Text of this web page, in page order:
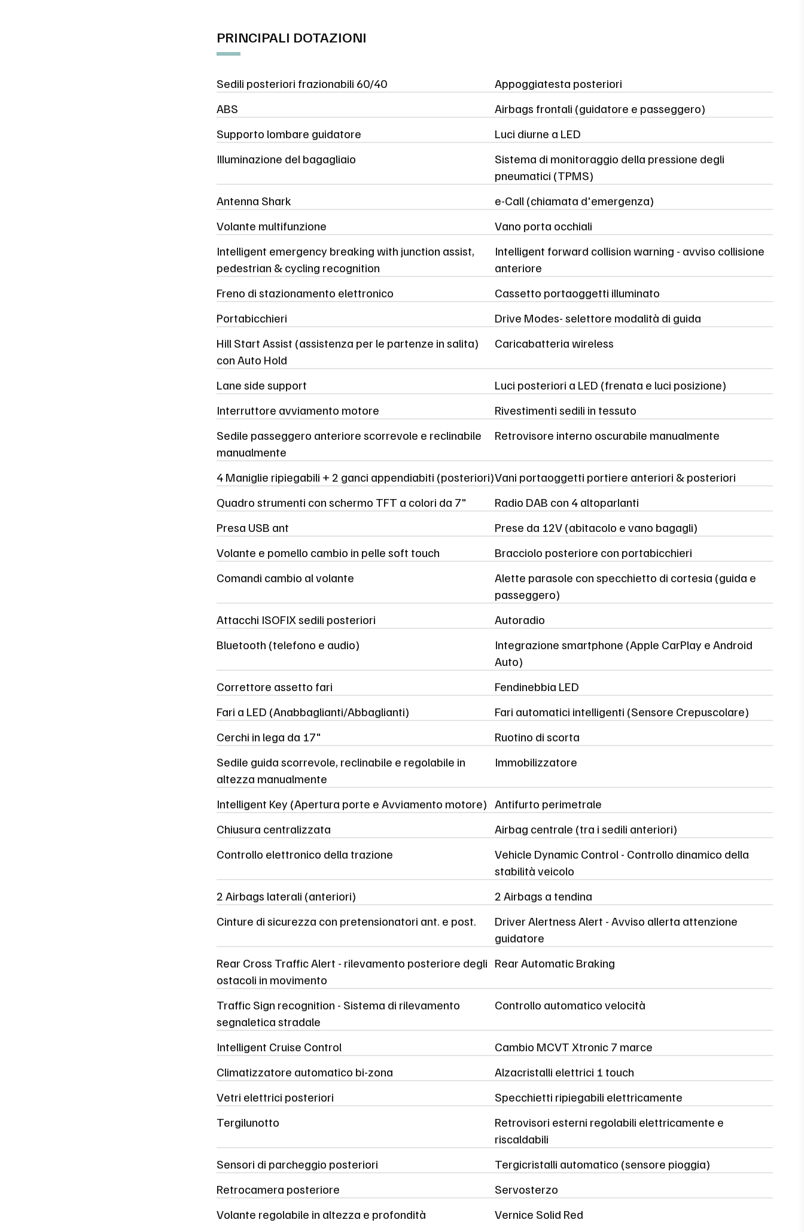
PRINCIPALI DOTAZIONI
Sedili posteriori frazionabili 60/40
Appoggiatesta posteriori
ABS
Airbags frontali (guidatore e passeggero)
Supporto lombare guidatore
Luci diurne a LED
Illuminazione del bagagliaio
Sistema di monitoraggio della pressione degli
pneumatici (TPMS)
Antenna Shark
e-Call (chiamata d'emergenza)
Volante multifunzione
Vano porta occhiali
Intelligent emergency breaking with junction assist,
pedestrian & cycling recognition
Intelligent forward collision warning - avviso collisione
anteriore
Freno di stazionamento elettronico
Cassetto portaoggetti illuminato
Portabicchieri
Drive Modes- selettore modalità di guida
Hill Start Assist (assistenza per le partenze in salita)
con Auto Hold
Caricabatteria wireless
Lane side support
Luci posteriori a LED (frenata e luci posizione)
Interruttore avviamento motore
Rivestimenti sedili in tessuto
Sedile passeggero anteriore scorrevole e reclinabile
manualmente
Retrovisore interno oscurabile manualmente
4 Maniglie ripiegabili + 2 ganci appendiabiti (posteriori)Vani portaoggetti portiere anteriori & posteriori
Quadro strumenti con schermo TFT a colori da 7"
Radio DAB con 4 altoparlanti
Presa USB ant
Prese da 12V (abitacolo e vano bagagli)
Volante e pomello cambio in pelle soft touch
Bracciolo posteriore con portabicchieri
Comandi cambio al volante
Alette parasole con specchietto di cortesia (guida e
passeggero)
Attacchi ISOFIX sedili posteriori
Autoradio
Bluetooth (telefono e audio)
Integrazione smartphone (Apple CarPlay e Android
Auto)
Correttore assetto fari
Fendinebbia LED
Fari a LED (Anabbaglianti/Abbaglianti)
Fari automatici intelligenti (Sensore Crepuscolare)
Cerchi in lega da 17"
Ruotino di scorta
Sedile guida scorrevole, reclinabile e regolabile in
altezza manualmente
Immobilizzatore
Intelligent Key (Apertura porte e Avviamento motore) Antifurto perimetrale
Chiusura centralizzata
Airbag centrale (tra i sedili anteriori)
Controllo elettronico della trazione
Vehicle Dynamic Control - Controllo dinamico della
stabilità veicolo
2 Airbags laterali (anteriori)
2 Airbags a tendina
Cinture di sicurezza con pretensionatori ant. e post.
Driver Alertness Alert - Avviso allerta attenzione
guidatore
Rear Cross Traffic Alert - rilevamento posteriore degli
ostacoli in movimento
Rear Automatic Braking
Traffic Sign recognition - Sistema di rilevamento
segnaletica stradale
Controllo automatico velocità
Intelligent Cruise Control
Cambio MCVT Xtronic 7 marce
Climatizzatore automatico bi-zona
Alzacristalli elettrici 1 touch
Vetri elettrici posteriori
Specchietti ripiegabili elettricamente
Tergilunotto
Retrovisori esterni regolabili elettricamente e
riscaldabili
Sensori di parcheggio posteriori
Tergicristalli automatico (sensore pioggia)
Retrocamera posteriore
Servosterzo
Volante regolabile in altezza e profondità
Vernice Solid Red